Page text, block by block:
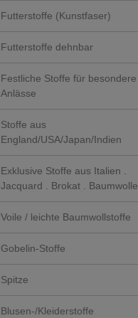
Futterstoffe (Kunstfaser)
Futterstoffe dehnbar
Festliche Stoffe für besondere
Anlässe
Stoffe aus
England/USA/Japan/Indien
Exklusive Stoffe aus Italien .
Jacquard . Brokat . Baumwolle
Voile / leichte Baumwollstoffe
Gobelin-Stoffe
Spitze
Blusen-/Kleiderstoffe